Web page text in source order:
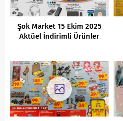
Şok Market 15 Ekim 2025
Aktüel İndirimli Ürünler